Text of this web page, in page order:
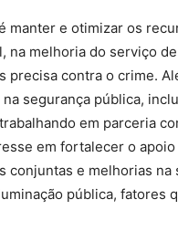
manter e otimizar os
melhoria do serviço
precisa contra o crime.
segurança pública,
em parceria
em fortalecer o apoio
e melhorias na
pública, fatores